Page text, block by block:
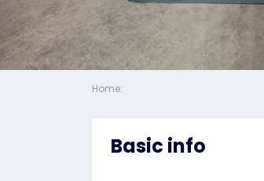
Home:
Basic info